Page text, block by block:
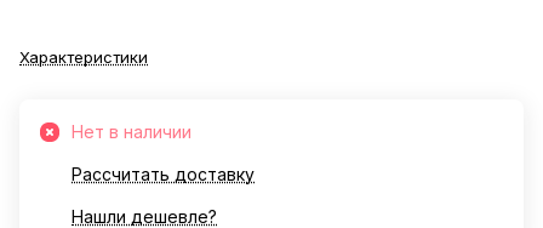
Характеристики
Нет в наличии
Рассчитать доставку
Нашли дешевле?